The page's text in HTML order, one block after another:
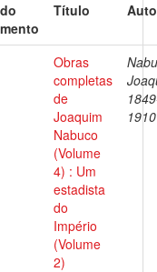
Título
Obras
completas
de
Joaquim
Nabuco
(Volume
4) : Um
estadista
do
Império
(Volume
2)
1910